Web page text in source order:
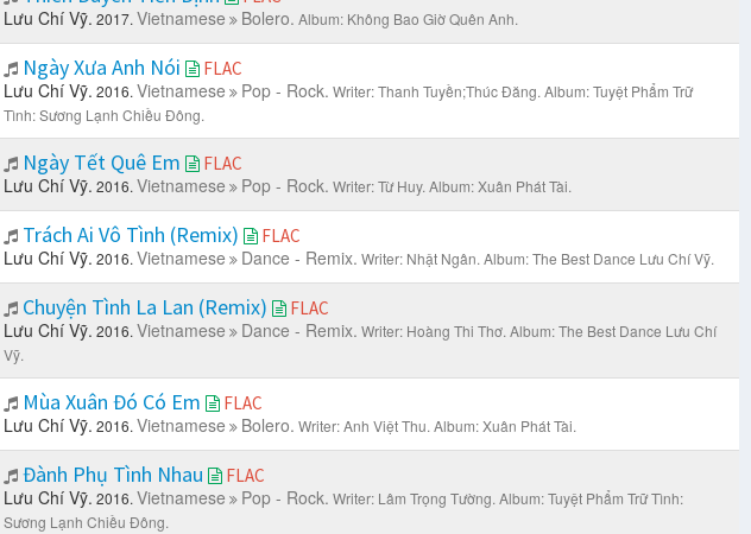
Lưu Chí Vỹ. 2017. Vietnamese Bolero. Album: Không Bao Giờ Quên Anh.
Ngày Xưa Anh Nói FLAC
Lưu Chí Vỹ. 2016. Vietnamese Pop - Rock. Writer: Thanh Tuyền;Thúc Đăng. Album: Tuyệt Phẩm Trữ
Tình: Sương Lạnh Chiều Đông.
Ngày Tết Quê Em FLAC
Lưu Chí Vỹ. 2016. Vietnamese Pop - Rock. Writer: Từ Huy. Album: Xuân Phát Tài.
Trách Ai Vô Tình (Remix) FLAC
Lưu Chí Vỹ. 2016. Vietnamese Dance - Remix. Writer: Nhật Ngân. Album: The Best Dance Lưu Chí Vỹ.
Chuyện Tình La Lan (Remix) FLAC
Lưu Chí Vỹ. 2016. Vietnamese Dance - Remix. Writer: Hoàng Thi Thơ. Album: The Best Dance Lưu Chí
Vỹ.
Mùa Xuân Đó Có Em FLAC
Lưu Chí Vỹ. 2016. Vietnamese Bolero. Writer: Anh Việt Thu. Album: Xuân Phát Tài.
Đành Phụ Tình Nhau FLAC
Lưu Chí Vỹ. 2016. Vietnamese Pop - Rock. Writer: Lâm Trọng Tường. Album: Tuyệt Phẩm Trữ Tình:
Sương Lạnh Chiều Đông.